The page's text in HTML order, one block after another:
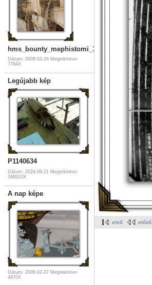
hms_bounty_mephistomi_17
Dátum: 2008-02-26 Megtekintve:
7784X
Legújabb kép
P1140634
Dátum: 2024-09-21 Megtekintve:
348910X
A nap képe
Dátum: 2008-02-27 Megtekintve:
4970X
első előző